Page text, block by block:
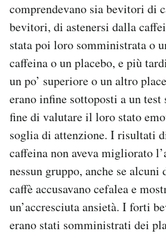
Area Personale
Newsletter
Notifiche mobile
Regala il Post
Hai bisogno di aiuto?
Esci
comprendevano sia bevitori di
bevitori, di astenersi dalla
stata poi loro somministrata o
caffeina o un placebo, e più
un po’ superiore o un altro
erano infine sottoposti a un
fine di valutare il loro stato
soglia di attenzione. I risultati
caffeina non aveva migliorato
nessun gruppo, anche se
caffè accusavano cefalea e
un’accresciuta ansietà. I forti
erano stati somministrati dei